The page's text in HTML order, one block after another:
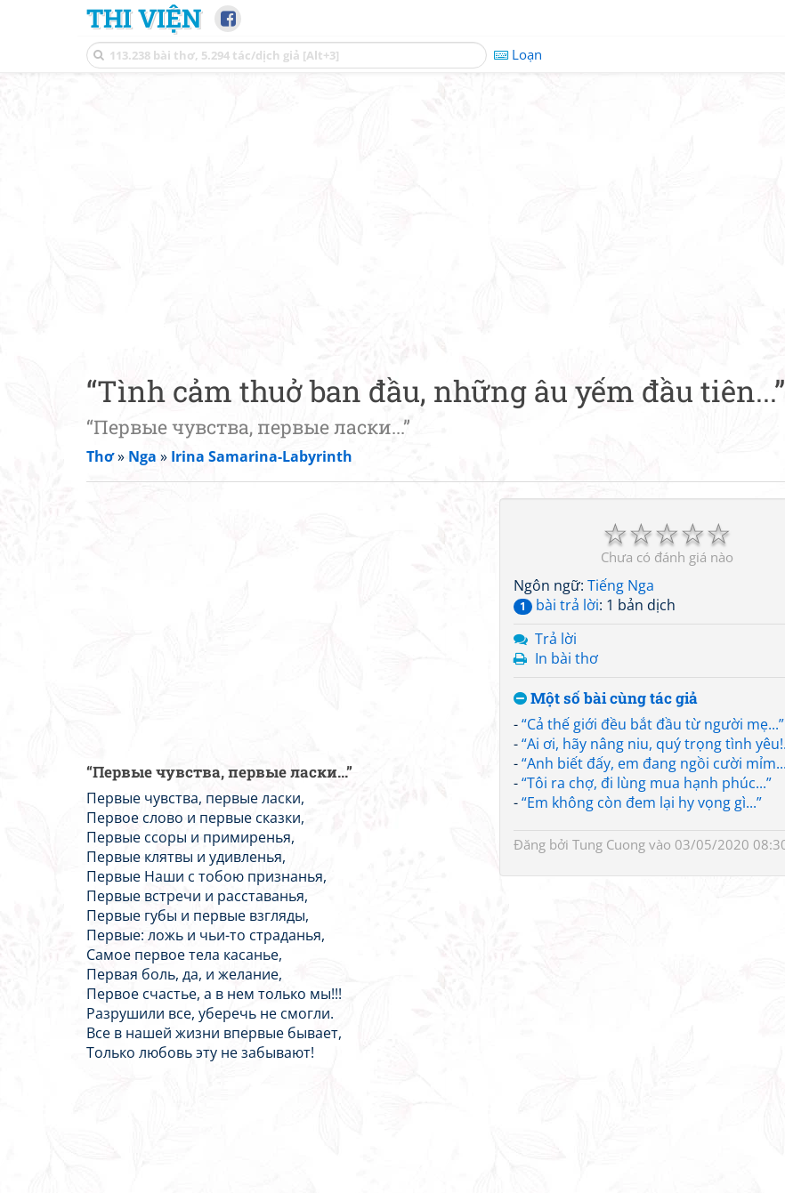
THI VIỆN
Loạn
“Tình cảm thuở ban đầu, những âu yếm đầu tiên...”
“Первые чувства, первые ласки...”
Thơ» Nga » Irina Samarina-Labyrinth
☆
☆
☆
☆
☆
Chưa có đánh giá nào
Ngôn ngữ: Tiếng Nga
1 bài trả lời: 1 bản dịch
Trả lời
In bài thơ
Một số bài cùng tác giả
-“Cả thế giới đều bắt đầu từ người mẹ...”
-“Ai ơi, hãy nâng niu, quý trọng tình
-“Anh biết đấy, em đang ngồi cười
-“Tôi ra chợ, đi lùng mua hạnh phúc...”
-“Em không còn đem lại hy vọng gì...”
Đăng bởi Tung Cuong vào 03/05/2020
“Первые чувства, первые ласки...”
Первые чувства, первые ласки,
Первое слово и первые сказки,
Первые ссоры и примиренья,
Первые клятвы и удивленья,
Первые Наши с тобою признанья,
Первые встречи и расставанья,
Первые губы и первые взгляды,
Первые: ложь и чьи-то страданья,
Самое первое тела касанье,
Первая боль, да, и желание,
Первое счастье, а в нем только мы!!!
Разрушили все, уберечь не смогли.
Все в нашей жизни впервые бывает,
Только любовь эту не забывают!